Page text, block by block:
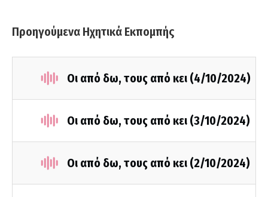
Προηγούμενα Ηχητικά Εκπομπής
Οι από δω, τους από κει (4/10/2024)
Οι από δω, τους από κει (3/10/2024)
Οι από δω, τους από κει (2/10/2024)